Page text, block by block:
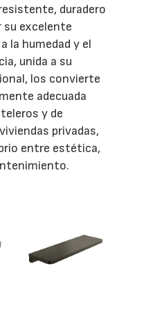
duradero
su excelente
la humedad y el
unida a su
los convierte
adecuada
y de
privadas,
entre estética,